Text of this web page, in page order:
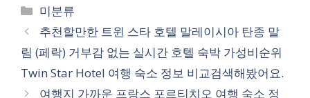
카
테
고
리
미분류
추천할만한 트윈 스타 호텔 말레이시아 탄종 말
림 (페락) 거부감 없는 실시간 호텔 숙박 가성비순위
Twin Star Hotel 여행 숙소 정보 비교검색해봤어요.
여행지 가까운 프랑스 포르티치오 여행 숙소 정